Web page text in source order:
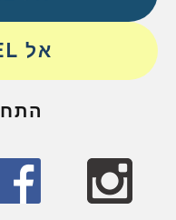
אל BIKEPANEL